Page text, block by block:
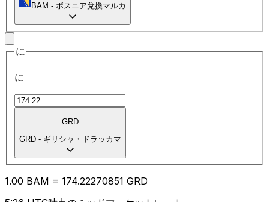
BAM - ボスニア兌換マルカ
に
に
GRD
GRD - ギリシャ・ドラッカマ
1.00 BAM = 174.22270851 GRD